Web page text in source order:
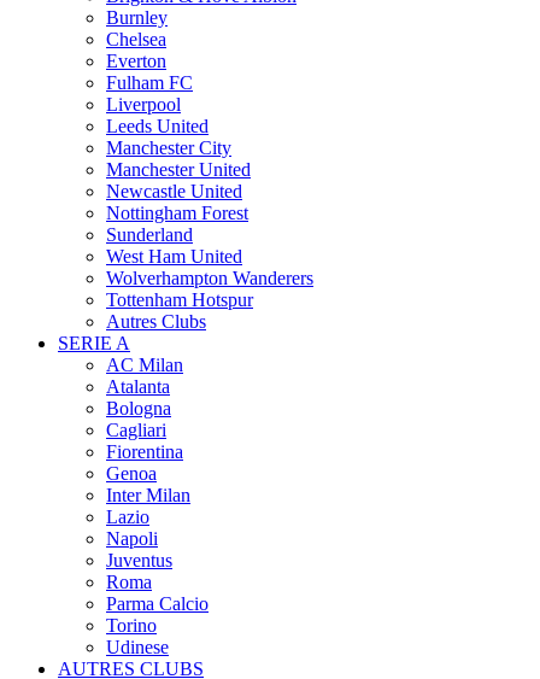
Burnley
Chelsea
Everton
Fulham FC
Liverpool
Leeds United
Manchester City
Manchester United
Newcastle United
Nottingham Forest
Sunderland
West Ham United
Wolverhampton Wanderers
Tottenham Hotspur
Autres Clubs
SERIE A
AC Milan
Atalanta
Bologna
Cagliari
Fiorentina
Genoa
Inter Milan
Lazio
Napoli
Juventus
Roma
Parma Calcio
Torino
Udinese
AUTRES CLUBS